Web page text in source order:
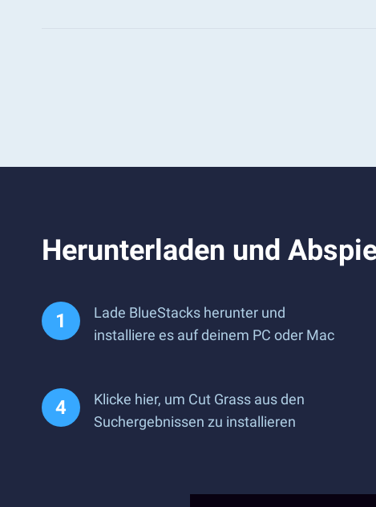
Herunterladen und
Lade BlueStacks herunter und
installiere es auf deinem PC oder Mac
Klicke hier, um Cut Grass aus den
Suchergebnissen zu installieren